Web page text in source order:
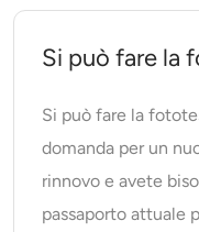
Si può fare la
Si può fare la
domanda per un
rinnovo e avete
passaporto attuale